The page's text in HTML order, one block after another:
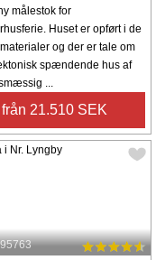
målestok for
Huset er opført i de
og der er tale om
spændende hus af
...
från 21.510 SEK